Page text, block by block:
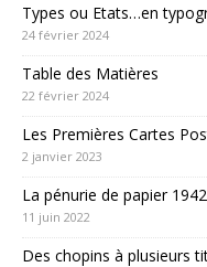
Types ou Etats…en
24 février 2024
Table des Matières
22 février 2024
Les Premières Cartes
2 janvier 2023
La pénurie de papier
11 juin 2022
Des chopins à plusieurs